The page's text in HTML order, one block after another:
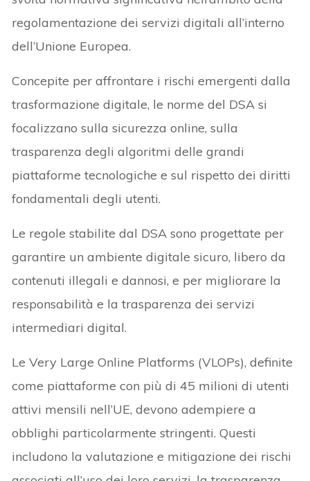
regolamentazione dei servizi digitali all’interno
dell’Unione Europea.
Concepite per affrontare i rischi emergenti dalla
trasformazione digitale, le norme del DSA si
focalizzano sulla sicurezza online, sulla
trasparenza degli algoritmi delle grandi
piattaforme tecnologiche e sul rispetto dei diritti
fondamentali degli utenti.
Le regole stabilite dal DSA sono progettate per
garantire un ambiente digitale sicuro, libero da
contenuti illegali e dannosi, e per migliorare la
responsabilità e la trasparenza dei servizi
intermediari digital.
Le Very Large Online Platforms (VLOPs), definite
come piattaforme con più di 45 milioni di utenti
attivi mensili nell’UE, devono adempiere a
obblighi particolarmente stringenti. Questi
includono la valutazione e mitigazione dei rischi